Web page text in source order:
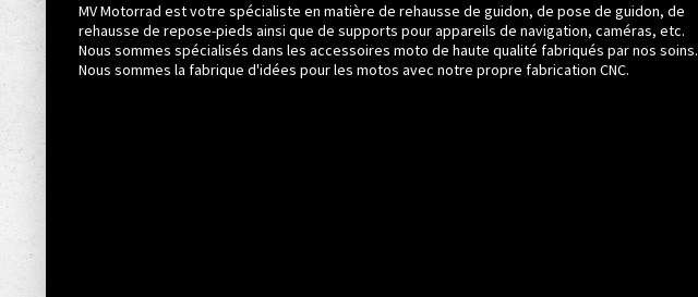
MV Motorrad est votre spécialiste en matière de rehausse de guidon, de pose de guidon, de
rehausse de repose-pieds ainsi que de supports pour appareils de navigation, caméras, etc.
Nous sommes spécialisés dans les accessoires moto de haute qualité fabriqués par nos soins.
Nous sommes la fabrique d'idées pour les motos avec notre propre fabrication CNC.